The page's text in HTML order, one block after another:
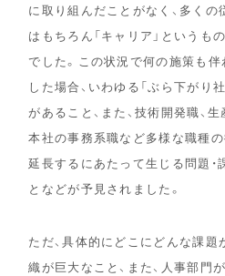
に取り組んだことがなく、多くの
はもちろん「キャリア」というも
でした。この状況で何の施策も
した場合、いわゆる「ぶら下がり
があること、また、技術開発職、
本社の事務系職など多様な職種
延長するにあたって生じる問題・
となどが予見されました。
ただ、具体的にどこにどんな課題
織が巨大なこと、また、人事部門